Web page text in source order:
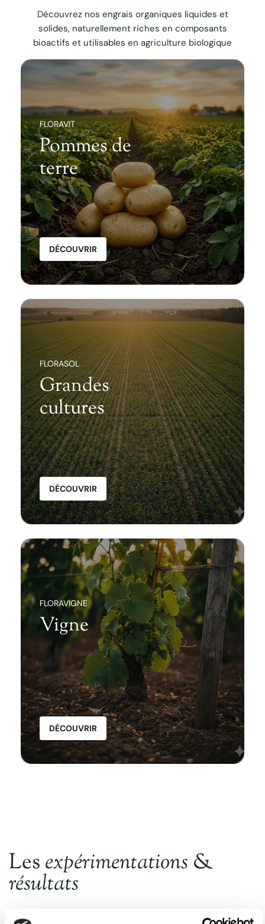
Découvrez nos engrais organiques liquides et
solides, naturellement riches en composants
bioactifs et utilisables en agriculture biologique
FLORAVIT
Pommes de
terre
DÉCOUVRIR
FLORASOL
Grandes
cultures
DÉCOUVRIR
FLORAVIGNE
Vigne
DÉCOUVRIR
TECHNOLOGIE DVP®
Lesexpérimentations &
résultats